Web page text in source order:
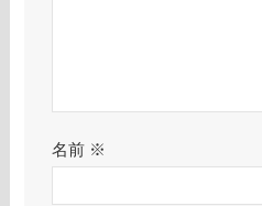
名前 ※